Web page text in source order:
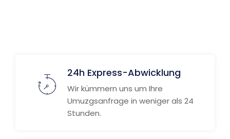
24h Express-Abwicklung
Wir kümmern uns um Ihre
Umuzgsanfrage in weniger als 24
Stunden.